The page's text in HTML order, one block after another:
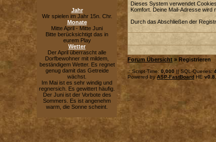
Jahr
Wir spielen im Jahr 15n. Chr.
Monate
Mitte April - Mitte Juni
Bitte berücksichtigt das in
eurem Play
Wetter
Der April überrascht alle
Dorfbewohner mit mildem,
beständigem Wetter. Es regnet
genug damit das Getreide
wächst.
Im Mai ist es sehr windig und
regnersich. Es gewittert häufig.
Der Juni ist der Vorbote des
Sommers. Es ist angenehm
warm, die Sonne scheint.
Dieses System verwendet
Komfort. Deine Mail-Adresse wird
Durch das Abschließen der
Forum Übersicht » Registrieren
.: Script-Time: 0,000 || SQL-Queries:
Powered by ASP-FastBoard HE v0.8